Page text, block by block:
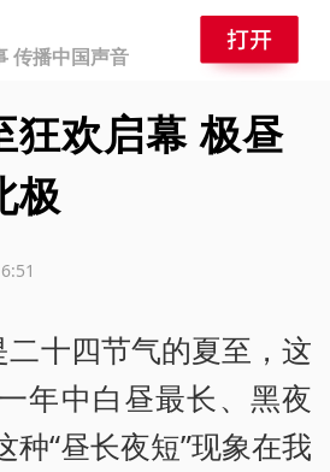
传播中国声音
狂欢启幕 极昼
极
十四节气的夏至，这
年中白昼最长、黑夜
种“昼长夜短”现象在我